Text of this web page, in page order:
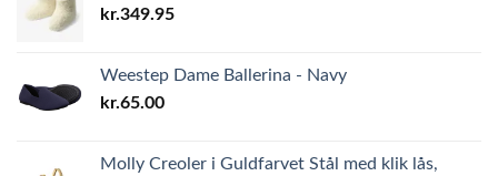
kr.349.95
Weestep Dame Ballerina - Navy
kr.65.00
Molly Creoler i Guldfarvet Stål med klik lås,